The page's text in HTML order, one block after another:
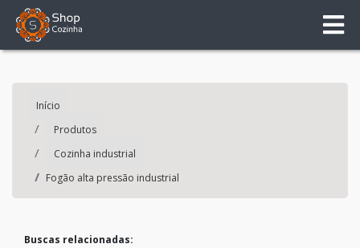
Início
Produtos
Cozinha industrial
Fogão alta pressão industrial
Buscas relacionadas: